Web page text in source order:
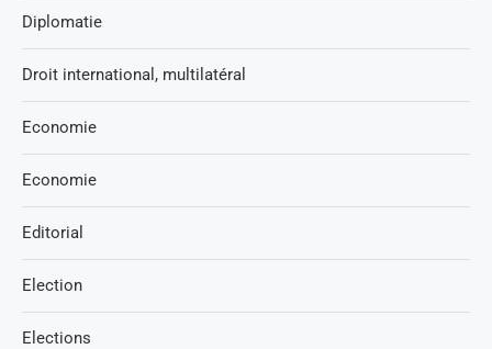
Diplomatie
Droit international, multilatéral
Economie
Economie
Editorial
Election
Elections